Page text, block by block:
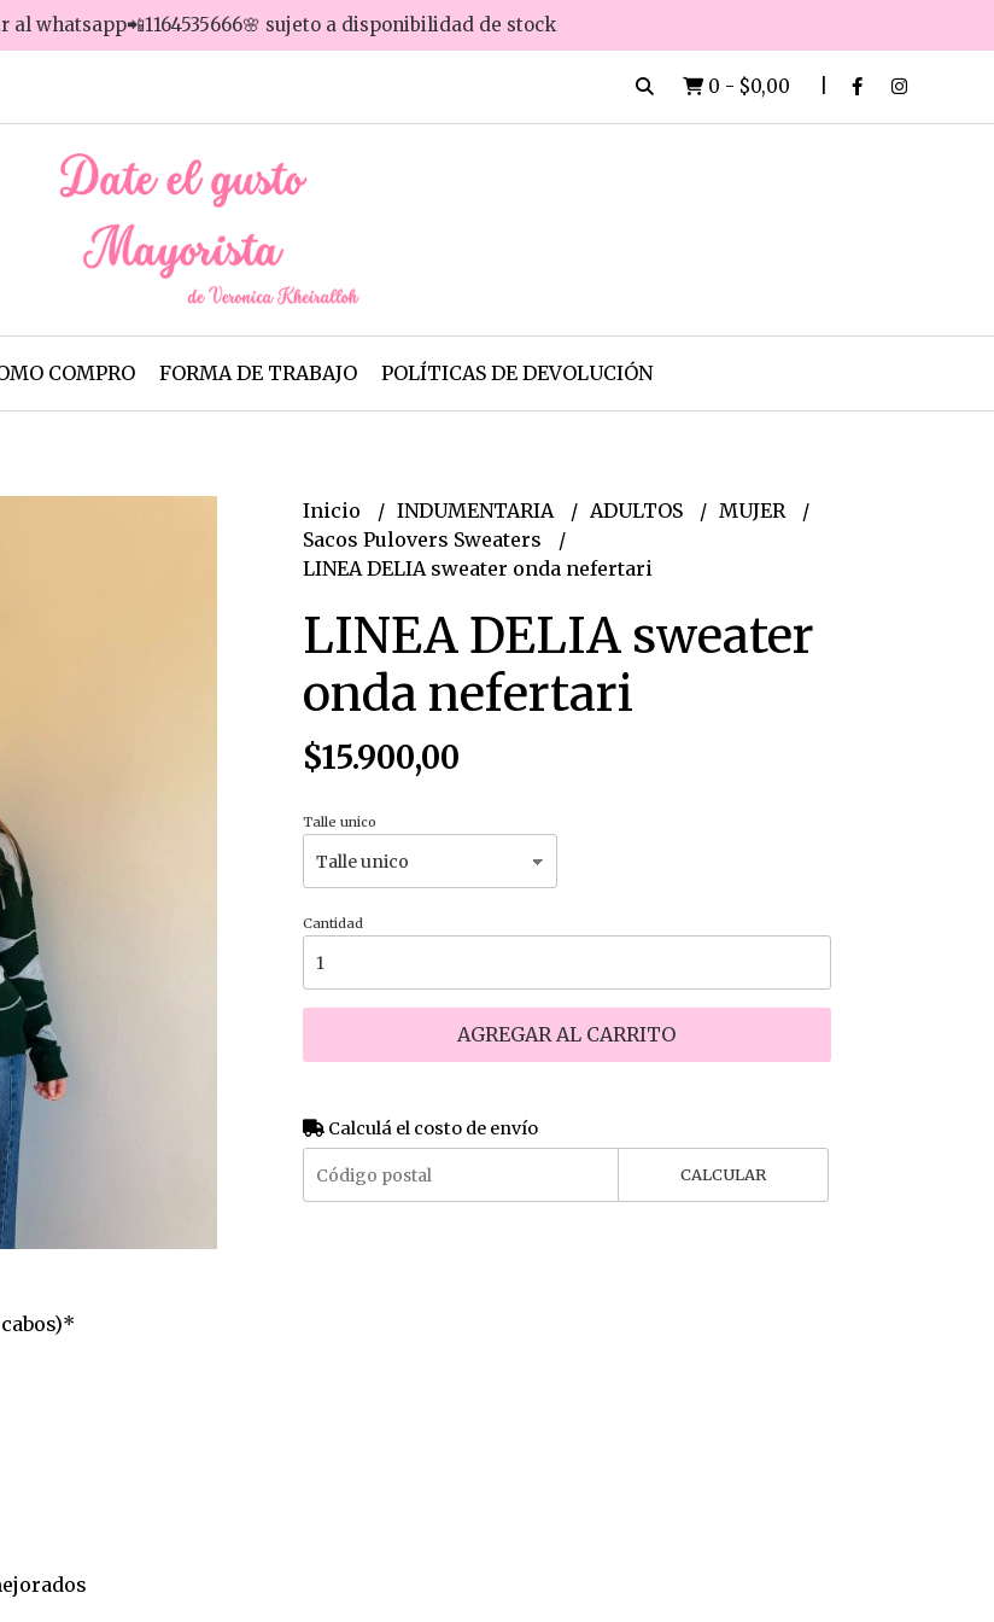
al whatsapp📲1164535666🌸 sujeto a disponibilidad de stock
0 - $0,00
COMPRO FORMA DE TRABAJO POLÍTICAS DE DEVOLUCIÓN
Inicio INDUMENTARIA ADULTOS
MUJER
Sacos Pulovers Sweaters
LINEA DELIA sweater onda nefertari
LINEA DELIA sweater
onda nefertari
$15.900,00
Talle unico
Cantidad
AGREGAR AL CARRITO
Calculá el costo de envío
CALCULAR